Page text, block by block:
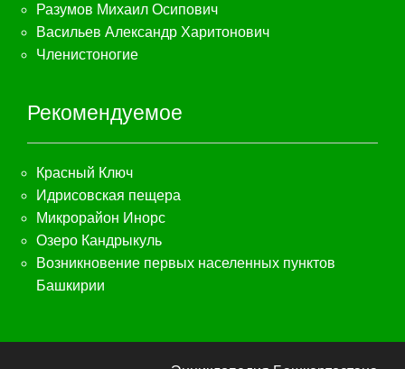
Разумов Михаил Осипович
Васильев Александр Харитонович
Членистоногие
Рекомендуемое
Красный Ключ
Идрисовская пещера
Микрорайон Инорс
Озеро Кандрыкуль
Возникновение первых населенных пунктов
Башкирии